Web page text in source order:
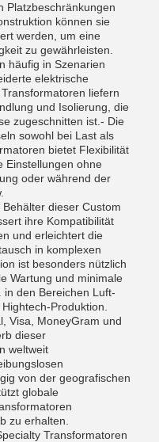
Platzbeschränkungen
können sie
werden, um eine
zu gewährleisten.
häufig in Szenarien
elektrische
liefern
und Isolierung, die
zugeschnitten ist.- Die
sowohl bei Last als
bietet Flexibilität
Einstellungen ohne
oder während der
dieser Custom
ihre Kompatibilität
und erleichtert die
in komplexen
ist besonders nützlich
Wartung und minimale
in den Bereichen Luft-
Produktion.
Visa, MoneyGram und
dieser
weltweit
von der geografischen
globale
zu erhalten.
Transformatoren